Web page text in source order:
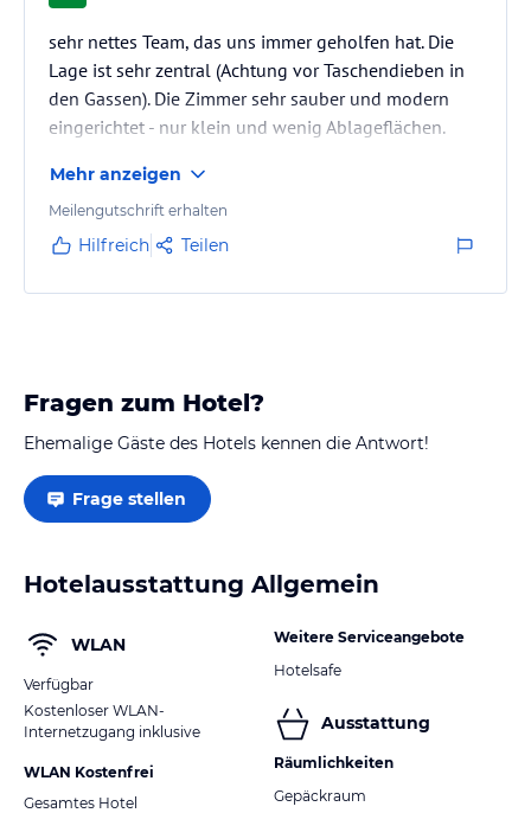
sehr nettes Team, das uns immer geholfen hat. Die
Lage ist sehr zentral (Achtung vor Taschendieben in
den Gassen). Die Zimmer sehr sauber und modern
eingerichtet - nur klein und wenig Ablageflächen.
Mehr anzeigen
Meilengutschrift erhalten
Hilfreich Teilen
Fragen zum Hotel?
Ehemalige Gäste des Hotels kennen die Antwort!
Frage stellen
Hotelausstattung Allgemein
WLAN
Verfügbar
Kostenloser WLAN-
Internetzugang inklusive
WLAN Kostenfrei
Gesamtes Hotel
Weitere Serviceangebote
Hotelsafe
Ausstattung
Räumlichkeiten
Gepäckraum